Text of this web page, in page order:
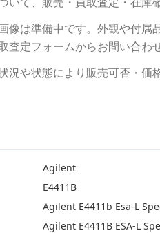
像は準備中です。外観や付属
査定フォームからお問い合わ
況や状態により販売可否・価
Agilent
E4411B
Agilent E4411b Esa-L
Agilent E4411B ESA-L